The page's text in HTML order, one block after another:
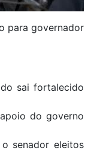
para governador
sai fortalecido
do governo
senador eleitos